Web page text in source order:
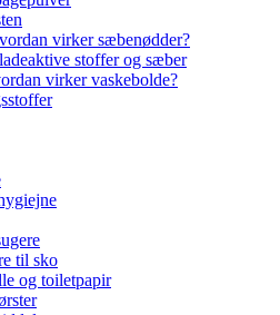
virker sæbenødder?
stoffer og sæber
virker vaskebolde?
til sko
og toiletpapir